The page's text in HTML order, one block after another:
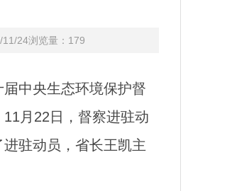
24浏览量： 179
中央生态环境保护督
月22日，督察进驻动
驻动员，省长王凯主